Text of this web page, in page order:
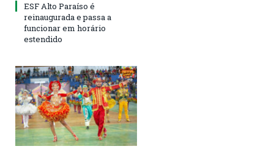
ESF Alto Paraíso é
reinaugurada e passa a
funcionar em horário
estendido